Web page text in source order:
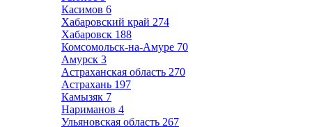
Касимов 6
Хабаровский край 274
Хабаровск 188
Комсомольск-на-Амуре 70
Амурск 3
Астраханская область 270
Астрахань 197
Камызяк 7
Нариманов 4
Ульяновская область 267